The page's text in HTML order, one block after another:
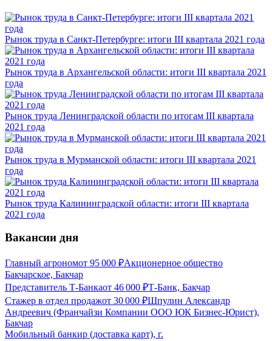
Рынок труда в Санкт-Петербурге: итоги III квартала 2021 года
Рынок труда в Архангельской области: итоги III квартала 2021
года
Рынок труда Ленинградской области по итогам III квартала
2021 года
Рынок труда в Мурманской области: итоги III квартала 2021
года
Рынок труда Калининградской области: итоги III квартала
2021 года
Вакансии дня
Главный агрономот 95 000 ₽Акционерное общество
Бакчарское, Бакчар
Представитель Т-Банкаот 46 000 ₽Т-Банк, Бакчар
Стажер в отдел продажот 30 000 ₽Шпулин Александр
Андреевич (Франчайзи Компании ООО ЮК Бизнес-Юрист),
Бакчар
Мобильный банкир (доставка карт), г.